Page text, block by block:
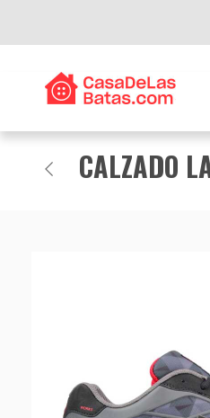
CALZADO